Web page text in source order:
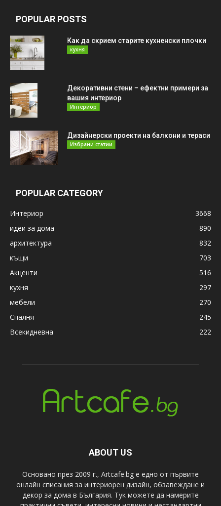
POPULAR POSTS
Как да скрием старите кухненски плочки
кухня
Декоративни стени – ефектни примери за
вашия интериор
Интериор
Дизайнерски проекти на балкони и тераси
Избрани статии
POPULAR CATEGORY
Интериор
3668
идеи за дома
890
архитектура
832
къщи
703
Акценти
516
кухня
297
мебели
270
Спалня
245
Всекидневна
222
ABOUT US
Основано през 2009 г., Artcafe.bg е едно от първите
онлайн списания за интериорен дизайн, обзавеждане и
декор за дома в България. Тук можете да намерите